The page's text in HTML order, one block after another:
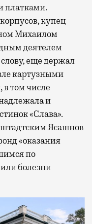
платками.
купец
Михаилом
деятелем
еще держал
картузными
том числе
и
«Слава».
Ясашнов
«оказания
по
болезни